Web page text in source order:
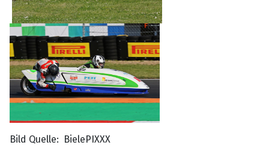
Bild Quelle: BielePIXXX